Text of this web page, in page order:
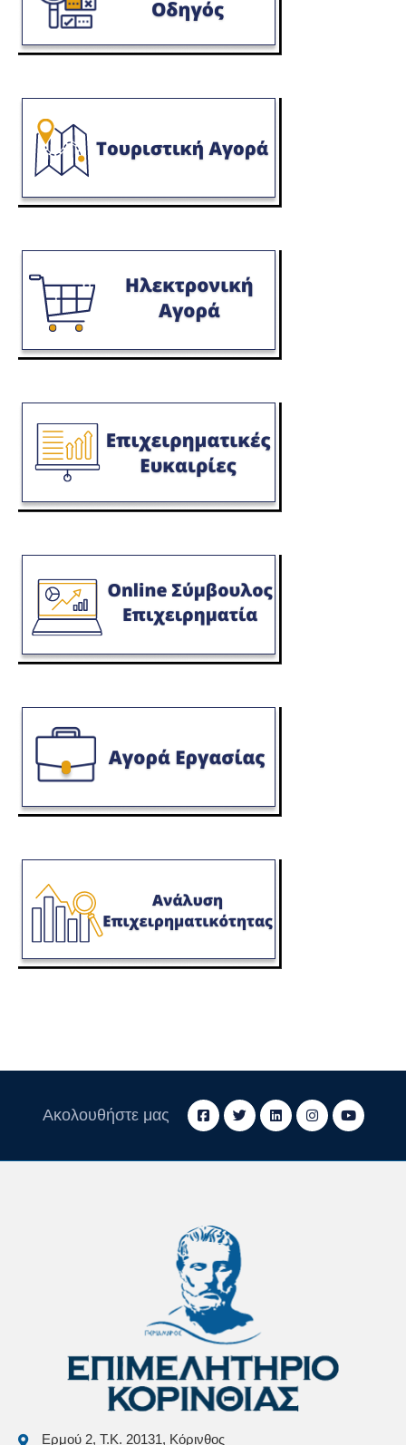
Ακολουθήστε μας
Ερμού 2, Τ.Κ. 20131, Κόρινθος